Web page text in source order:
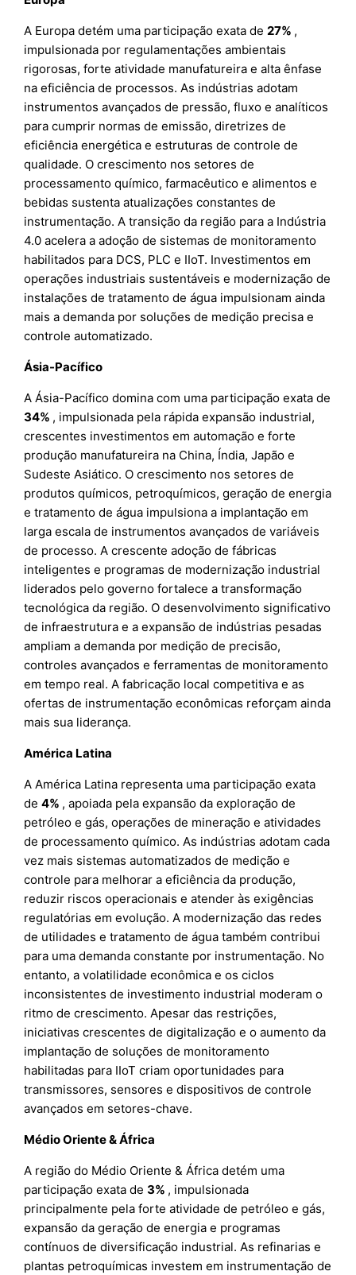
A Europa detém uma participação exata de27% ,
impulsionada por regulamentações ambientais
rigorosas, forte atividade manufatureira e alta ênfase
na eficiência de processos. As indústrias adotam
instrumentos avançados de pressão, fluxo e analíticos
para cumprir normas de emissão, diretrizes de
eficiência energética e estruturas de controle de
qualidade. O crescimento nos setores de
processamento químico, farmacêutico e alimentos e
bebidas sustenta atualizações constantes de
instrumentação. A transição da região para a Indústria
4.0 acelera a adoção de sistemas de monitoramento
habilitados para DCS, PLC e IIoT. Investimentos em
operações industriais sustentáveis e modernização de
instalações de tratamento de água impulsionam ainda
mais a demanda por soluções de medição precisa e
controle automatizado.
Ásia-Pacífico
A Ásia-Pacífico domina com uma participação exata de
34% , impulsionada pela rápida expansão industrial,
crescentes investimentos em automação e forte
produção manufatureira na China, Índia, Japão e
Sudeste Asiático. O crescimento nos setores de
produtos químicos, petroquímicos, geração de energia
e tratamento de água impulsiona a implantação em
larga escala de instrumentos avançados de variáveis
de processo. A crescente adoção de fábricas
inteligentes e programas de modernização industrial
liderados pelo governo fortalece a transformação
tecnológica da região. O desenvolvimento significativo
de infraestrutura e a expansão de indústrias pesadas
ampliam a demanda por medição de precisão,
controles avançados e ferramentas de monitoramento
em tempo real. A fabricação local competitiva e as
ofertas de instrumentação econômicas reforçam ainda
mais sua liderança.
América Latina
A América Latina representa uma participação exata
de4% , apoiada pela expansão da exploração de
petróleo e gás, operações de mineração e atividades
de processamento químico. As indústrias adotam cada
vez mais sistemas automatizados de medição e
controle para melhorar a eficiência da produção,
reduzir riscos operacionais e atender às exigências
regulatórias em evolução. A modernização das redes
de utilidades e tratamento de água também contribui
para uma demanda constante por instrumentação. No
entanto, a volatilidade econômica e os ciclos
inconsistentes de investimento industrial moderam o
ritmo de crescimento. Apesar das restrições,
iniciativas crescentes de digitalização e o aumento da
implantação de soluções de monitoramento
habilitadas para IIoT criam oportunidades para
transmissores, sensores e dispositivos de controle
avançados em setores-chave.
Médio Oriente & África
A região do Médio Oriente & África detém uma
participação exata de3% , impulsionada
principalmente pela forte atividade de petróleo e gás,
expansão da geração de energia e programas
contínuos de diversificação industrial. As refinarias e
plantas petroquímicas investem em instrumentação de